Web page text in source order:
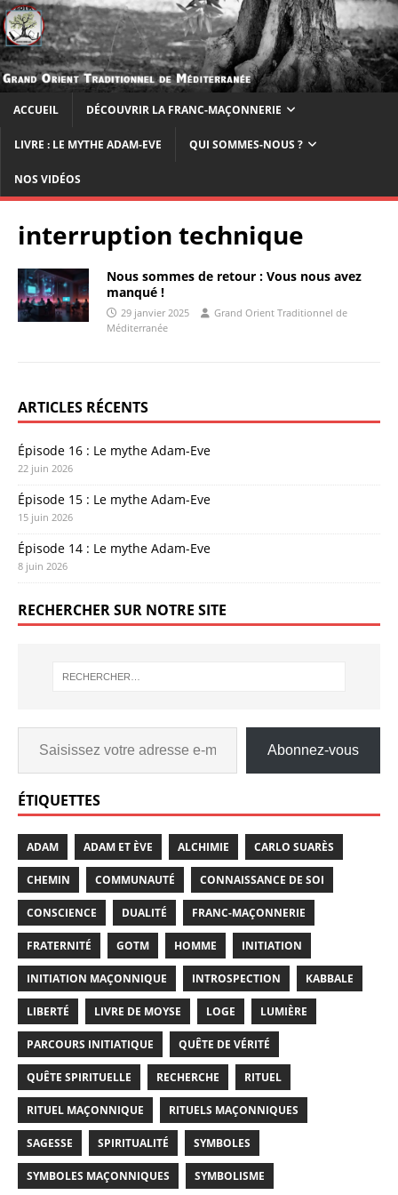
ACCUEIL DÉCOUVRIR LA FRANC-MAÇONNERIE
LIVRE : LE MYTHE ADAM-EVE QUI SOMMES-NOUS ?
NOS VIDÉOS
interruption technique
Nous sommes de retour : Vous nous avez
manqué !
29 janvier 2025
Grand Orient Traditionnel de
Méditerranée
ARTICLES RÉCENTS
Épisode 16 : Le mythe Adam-Eve
22 juin 2026
Épisode 15 : Le mythe Adam-Eve
15 juin 2026
Épisode 14 : Le mythe Adam-Eve
8 juin 2026
RECHERCHER SUR NOTRE SITE
Abonnez-vous
ÉTIQUETTES
ADAM ADAM ET ÈVE ALCHIMIE CARLO SUARÈS
CHEMIN COMMUNAUTÉ CONNAISSANCE DE SOI
CONSCIENCE DUALITÉ FRANC-MAÇONNERIE
FRATERNITÉ GOTM HOMME INITIATION
INITIATION MAÇONNIQUE INTROSPECTION KABBALE
LIBERTÉ LIVRE DE MOYSE LOGE LUMIÈRE
PARCOURS INITIATIQUE QUÊTE DE VÉRITÉ
QUÊTE SPIRITUELLE RECHERCHE RITUEL
RITUEL MAÇONNIQUE RITUELS MAÇONNIQUES
SAGESSE SPIRITUALITÉ SYMBOLES
SYMBOLES MAÇONNIQUES SYMBOLISME